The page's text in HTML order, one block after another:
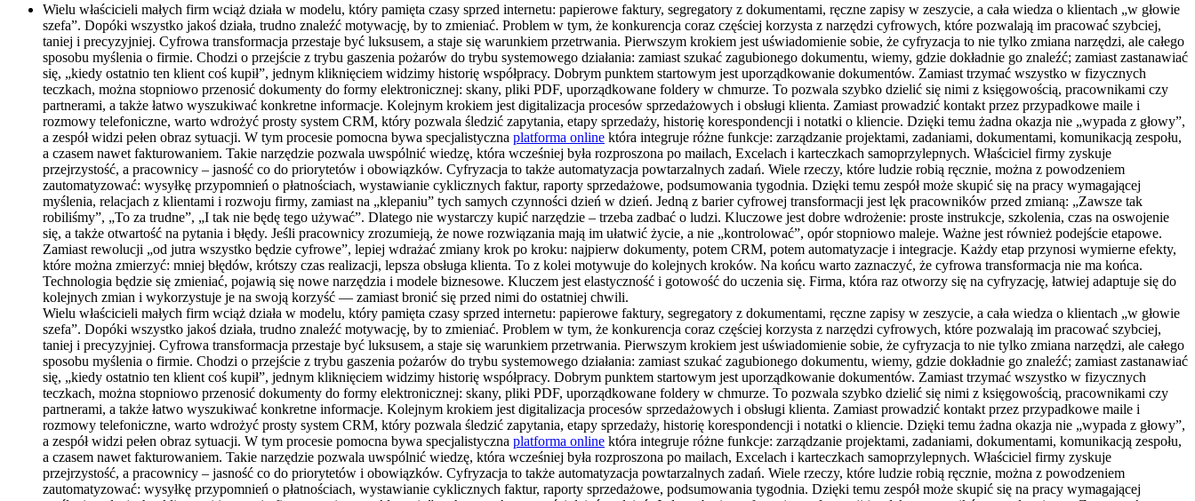
Wielu właścicieli małych firm wciąż działa w modelu, który pamięta czasy sprzed internetu: papierowe faktury, segregatory z dokumentami, ręczne zapisy w zeszycie, a cała wiedza o klientach „w głowie
szefa”. Dopóki wszystko jakoś działa, trudno znaleźć motywację, by to zmieniać. Problem w tym, że konkurencja coraz częściej korzysta z narzędzi cyfrowych, które pozwalają im pracować szybciej,
taniej i precyzyjniej. Cyfrowa transformacja przestaje być luksusem, a staje się warunkiem przetrwania. Pierwszym krokiem jest uświadomienie sobie, że cyfryzacja to nie tylko zmiana narzędzi, ale całego
sposobu myślenia o firmie. Chodzi o przejście z trybu gaszenia pożarów do trybu systemowego działania: zamiast szukać zagubionego dokumentu, wiemy, gdzie dokładnie go znaleźć; zamiast zastanawiać
się, „kiedy ostatnio ten klient coś kupił”, jednym kliknięciem widzimy historię współpracy. Dobrym punktem startowym jest uporządkowanie dokumentów. Zamiast trzymać wszystko w fizycznych
teczkach, można stopniowo przenosić dokumenty do formy elektronicznej: skany, pliki PDF, uporządkowane foldery w chmurze. To pozwala szybko dzielić się nimi z księgowością, pracownikami czy
partnerami, a także łatwo wyszukiwać konkretne informacje. Kolejnym krokiem jest digitalizacja procesów sprzedażowych i obsługi klienta. Zamiast prowadzić kontakt przez przypadkowe maile i
rozmowy telefoniczne, warto wdrożyć prosty system CRM, który pozwala śledzić zapytania, etapy sprzedaży, historię korespondencji i notatki o kliencie. Dzięki temu żadna okazja nie „wypada z głowy”,
a zespół widzi pełen obraz sytuacji. W tym procesie pomocna bywa specjalistyczna platforma online która integruje różne funkcje: zarządzanie projektami, zadaniami, dokumentami, komunikacją zespołu,
a czasem nawet fakturowaniem. Takie narzędzie pozwala uwspólnić wiedzę, która wcześniej była rozproszona po mailach, Excelach i karteczkach samoprzylepnych. Właściciel firmy zyskuje
przejrzystość, a pracownicy – jasność co do priorytetów i obowiązków. Cyfryzacja to także automatyzacja powtarzalnych zadań. Wiele rzeczy, które ludzie robią ręcznie, można z powodzeniem
zautomatyzować: wysyłkę przypomnień o płatnościach, wystawianie cyklicznych faktur, raporty sprzedażowe, podsumowania tygodnia. Dzięki temu zespół może skupić się na pracy wymagającej
myślenia, relacjach z klientami i rozwoju firmy, zamiast na „klepaniu” tych samych czynności dzień w dzień. Jedną z barier cyfrowej transformacji jest lęk pracowników przed zmianą: „Zawsze tak
robiliśmy”, „To za trudne”, „I tak nie będę tego używać”. Dlatego nie wystarczy kupić narzędzie – trzeba zadbać o ludzi. Kluczowe jest dobre wdrożenie: proste instrukcje, szkolenia, czas na oswojenie
się, a także otwartość na pytania i błędy. Jeśli pracownicy zrozumieją, że nowe rozwiązania mają im ułatwić życie, a nie „kontrolować”, opór stopniowo maleje. Ważne jest również podejście etapowe.
Zamiast rewolucji „od jutra wszystko będzie cyfrowe”, lepiej wdrażać zmiany krok po kroku: najpierw dokumenty, potem CRM, potem automatyzacje i integracje. Każdy etap przynosi wymierne efekty,
które można zmierzyć: mniej błędów, krótszy czas realizacji, lepsza obsługa klienta. To z kolei motywuje do kolejnych kroków. Na końcu warto zaznaczyć, że cyfrowa transformacja nie ma końca.
Technologia będzie się zmieniać, pojawią się nowe narzędzia i modele biznesowe. Kluczem jest elastyczność i gotowość do uczenia się. Firma, która raz otworzy się na cyfryzację, łatwiej adaptuje się do
kolejnych zmian i wykorzystuje je na swoją korzyść — zamiast bronić się przed nimi do ostatniej chwili.
Wielu właścicieli małych firm wciąż działa w modelu, który pamięta czasy sprzed internetu: papierowe faktury, segregatory z dokumentami, ręczne zapisy w zeszycie, a cała wiedza o klientach „w głowie
szefa”. Dopóki wszystko jakoś działa, trudno znaleźć motywację, by to zmieniać. Problem w tym, że konkurencja coraz częściej korzysta z narzędzi cyfrowych, które pozwalają im pracować szybciej,
taniej i precyzyjniej. Cyfrowa transformacja przestaje być luksusem, a staje się warunkiem przetrwania. Pierwszym krokiem jest uświadomienie sobie, że cyfryzacja to nie tylko zmiana narzędzi, ale całego
sposobu myślenia o firmie. Chodzi o przejście z trybu gaszenia pożarów do trybu systemowego działania: zamiast szukać zagubionego dokumentu, wiemy, gdzie dokładnie go znaleźć; zamiast zastanawiać
się, „kiedy ostatnio ten klient coś kupił”, jednym kliknięciem widzimy historię współpracy. Dobrym punktem startowym jest uporządkowanie dokumentów. Zamiast trzymać wszystko w fizycznych
teczkach, można stopniowo przenosić dokumenty do formy elektronicznej: skany, pliki PDF, uporządkowane foldery w chmurze. To pozwala szybko dzielić się nimi z księgowością, pracownikami czy
partnerami, a także łatwo wyszukiwać konkretne informacje. Kolejnym krokiem jest digitalizacja procesów sprzedażowych i obsługi klienta. Zamiast prowadzić kontakt przez przypadkowe maile i
rozmowy telefoniczne, warto wdrożyć prosty system CRM, który pozwala śledzić zapytania, etapy sprzedaży, historię korespondencji i notatki o kliencie. Dzięki temu żadna okazja nie „wypada z głowy”,
a zespół widzi pełen obraz sytuacji. W tym procesie pomocna bywa specjalistyczna platforma online która integruje różne funkcje: zarządzanie projektami, zadaniami, dokumentami, komunikacją zespołu,
a czasem nawet fakturowaniem. Takie narzędzie pozwala uwspólnić wiedzę, która wcześniej była rozproszona po mailach, Excelach i karteczkach samoprzylepnych. Właściciel firmy zyskuje
przejrzystość, a pracownicy – jasność co do priorytetów i obowiązków. Cyfryzacja to także automatyzacja powtarzalnych zadań. Wiele rzeczy, które ludzie robią ręcznie, można z powodzeniem
zautomatyzować: wysyłkę przypomnień o płatnościach, wystawianie cyklicznych faktur, raporty sprzedażowe, podsumowania tygodnia. Dzięki temu zespół może skupić się na pracy wymagającej